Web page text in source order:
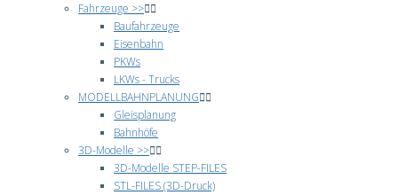
Fahrzeuge >>
Baufahrzeuge
Eisenbahn
PKWs
LKWs - Trucks
MODELLBAHNPLANUNG
Gleisplanung
Bahnhöfe
3D-Modelle >>
3D-Modelle STEP-FILES
STL-FILES (3D-Druck)